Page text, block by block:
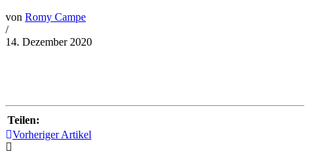
von Romy Campe
/
14. Dezember 2020
Teilen:
Vorheriger Artikel